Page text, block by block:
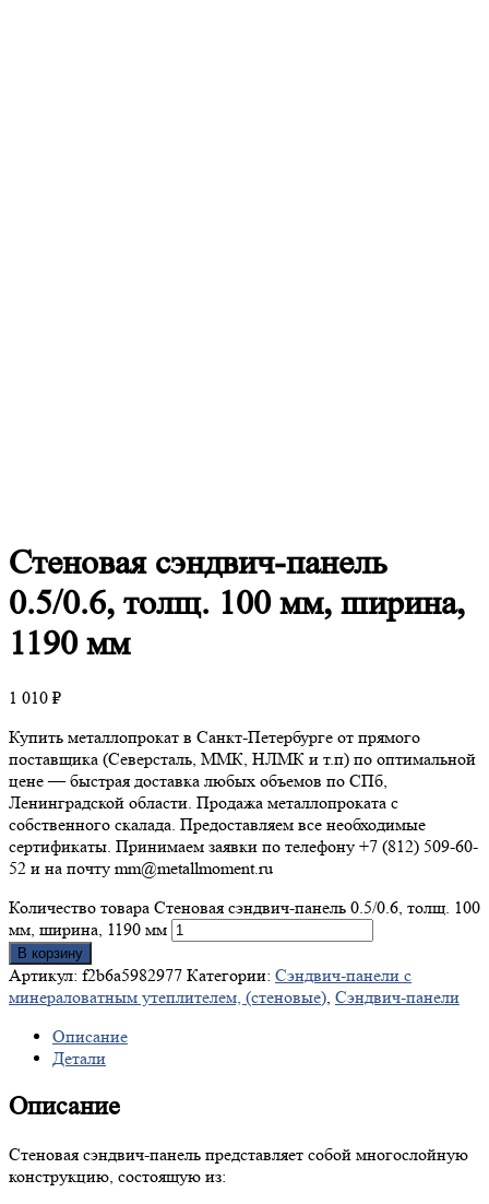
Стеноваясэндвич-панель
0.5/0.6, толщ. 100 мм, ширина,
1190 мм
1 010 ₽
Купить металлопрокат в Санкт-Петербурге от прямого
поставщика (Северсталь, ММК, НЛМК и т.п) по оптимальной
цене — быстрая доставка любых объемов по СПб,
Ленинградской области. Продажа металлопроката с
собственного скалада. Предоставляем все необходимые
сертификаты. Принимаем заявки по телефону +7 (812) 509-60-
52 и на почту mm@metallmoment.ru
Количество товара Стеновая сэндвич-панель 0.5/0.6, толщ. 100
мм, ширина, 1190 мм
В корзину
Артикул: f2b6a5982977 Категории: Сэндвич-панели с
минераловатным утеплителем, (стеновые), Сэндвич-панели
Описание
Детали
Описание
Стеновая сэндвич-панель представляет собой многослойную
конструкцию, состоящую из: